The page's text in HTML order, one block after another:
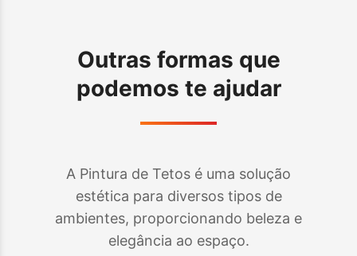
Outras formas que
podemos te ajudar
A Pintura de Tetos é uma solução
estética para diversos tipos de
ambientes, proporcionando beleza e
elegância ao espaço.